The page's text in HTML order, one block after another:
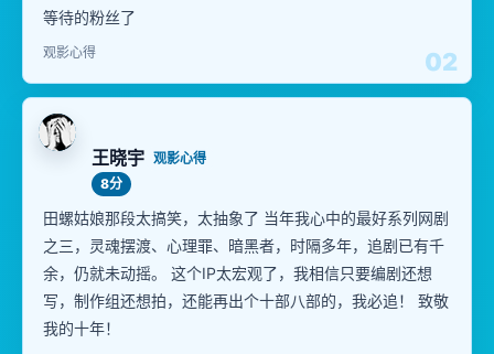
02
等待的粉丝了
观影心得
王晓宇 观影心得
8分
田螺姑娘那段太搞笑，太抽象了 当年我心中的最好系列网剧
之三，灵魂摆渡、心理罪、暗黑者，时隔多年，追剧已有千
余，仍就未动摇。 这个IP太宏观了，我相信只要编剧还想
写，制作组还想拍，还能再出个十部八部的，我必追！ 致敬
我的十年！